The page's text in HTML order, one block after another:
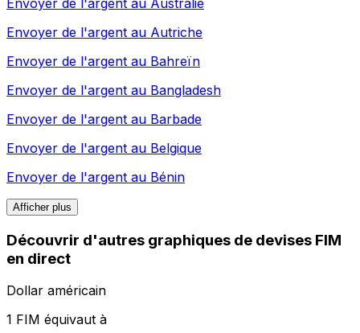
Envoyer de l'argent au Autriche
Envoyer de l'argent au Bahreïn
Envoyer de l'argent au Bangladesh
Envoyer de l'argent au Barbade
Envoyer de l'argent au Belgique
Envoyer de l'argent au Bénin
Afficher plus
Découvrir d'autres graphiques de devises FIM
en direct
Dollar américain
1 FIM équivaut à